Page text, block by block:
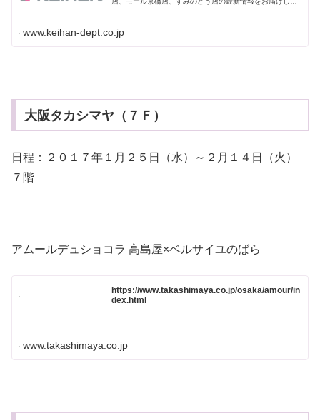
www.keihan-dept.co.jp
大阪タカシマヤ（７Ｆ）
日程：２０１７年１月２５日（水）～２月１４日（火）
７階
アムールデュショコラ 高島屋×ベルサイユのばら
https://www.takashimaya.co.jp/osaka/amour/in
dex.html
www.takashimaya.co.jp